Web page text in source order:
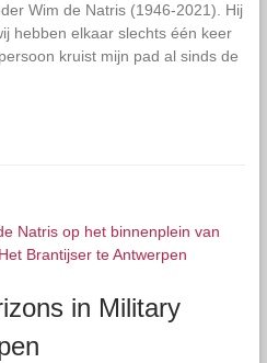
Wim de Natris (1946-2021). Hij
hebben elkaar slechts één keer
kruist mijn pad al sinds de
in Military